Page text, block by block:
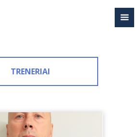
TRENERIAI